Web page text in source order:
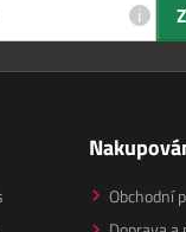
i
Obchodní